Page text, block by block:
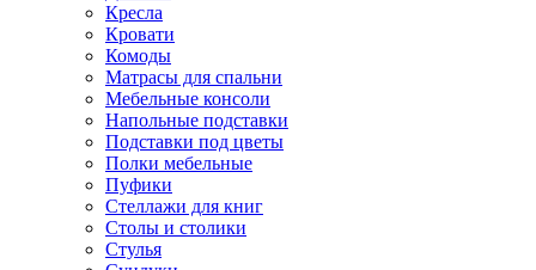
Кресла
Кровати
Комоды
Матрасы для спальни
Мебельные консоли
Напольные подставки
Подставки под цветы
Полки мебельные
Пуфики
Стеллажи для книг
Столы и столики
Стулья